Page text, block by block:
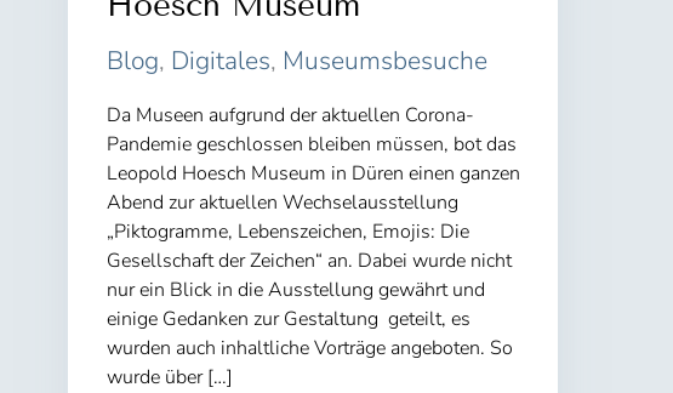
Blog, Digitales, Museumsbesuche
Da Museen aufgrund der aktuellen Corona-
Pandemie geschlossen bleiben müssen, bot das
Leopold Hoesch Museum in Düren einen ganzen
Abend zur aktuellen Wechselausstellung
„Piktogramme, Lebenszeichen, Emojis: Die
Gesellschaft der Zeichen“ an. Dabei wurde nicht
nur ein Blick in die Ausstellung gewährt und
einige Gedanken zur Gestaltung geteilt, es
wurden auch inhaltliche Vorträge angeboten. So
wurde über […]